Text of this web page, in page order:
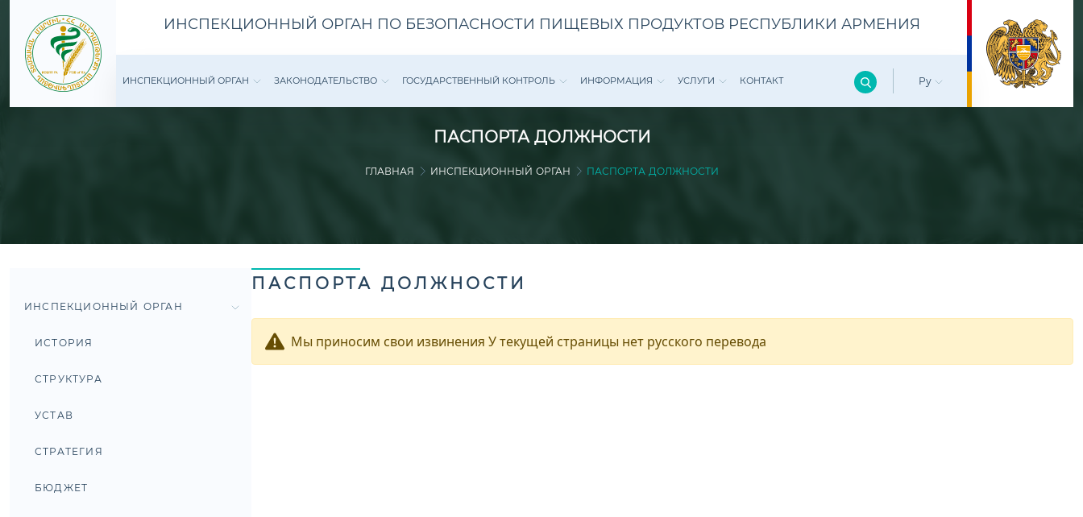
ИНСПЕКЦИОННЫЙ ОРГАН ПО БЕЗОПАСНОСТИ ПИЩЕВЫХ ПРОДУКТОВ РЕСПУБЛИКИ АРМЕНИЯ
ИНСПЕКЦИОННЫЙ ОРГАН ЗАКОНОДАТЕ­ЛЬСТВО ГОСУДАРСТВЕННЫЙ КОНТРОЛЬ ИНФОРМАЦИЯ УСЛУГИ КОНТАКТ Ру
ПАСПОРТА ДОЛЖНОСТИ
ГЛАВНАЯ ИНСПЕКЦИОННЫЙ ОРГАН ПАСПОРТА ДОЛЖНОСТИ
ИНСПЕКЦИОННЫЙ ОРГАН
ИСТОРИЯ
СТРУКТУРА
УСТАВ
СТРАТЕГИЯ
БЮДЖЕТ
ПАСПОРТА ДОЛЖНОСТИ
Мы приносим свои извинения У текущей страницы нет русского перевода